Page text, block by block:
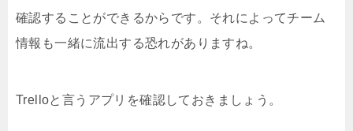
確認することができるからです。それによってチーム
情報も一緒に流出する恐れがありますね。
Trelloと言うアプリを確認しておきましょう。